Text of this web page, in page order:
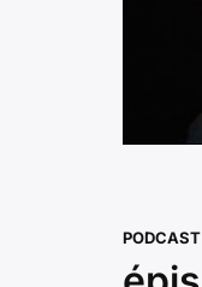
PODCAST